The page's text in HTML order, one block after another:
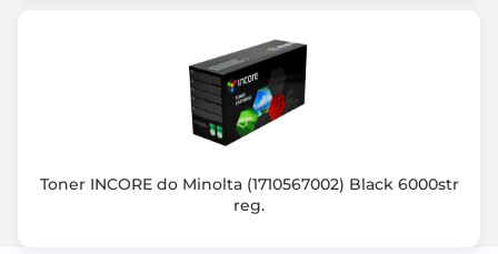
Toner INCORE do Minolta (1710567002) Black 6000str
reg.